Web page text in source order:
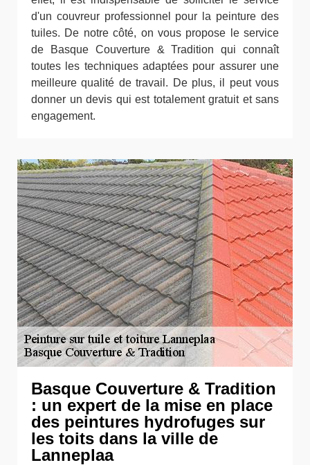
d'un couvreur professionnel pour la peinture des
tuiles. De notre côté, on vous propose le service
de Basque Couverture & Tradition qui connaît
toutes les techniques adaptées pour assurer une
meilleure qualité de travail. De plus, il peut vous
donner un devis qui est totalement gratuit et sans
engagement.
Basque Couverture & Tradition
: un expert de la mise en place
des peintures hydrofuges sur
les toits dans la ville de
Lanneplaa